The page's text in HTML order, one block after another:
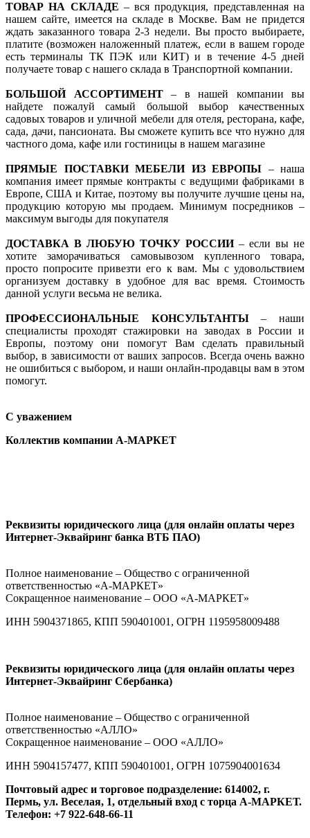
ТОВАР НА СКЛАДЕ – вся продукция, представленная на
нашем сайте, имеется на складе в Москве. Вам не придется
ждать заказанного товара 2-3 недели. Вы просто выбираете,
платите (возможен наложенный платеж, если в вашем городе
есть терминалы ТК ПЭК или КИТ) и в течение 4-5 дней
получаете товар с нашего склада в Транспортной компании.
БОЛЬШОЙ АССОРТИМЕНТ – в нашей компании вы
найдете пожалуй самый большой выбор качественных
садовых товаров и уличной мебели для отеля, ресторана, кафе,
сада, дачи, пансионата. Вы сможете купить все что нужно для
частного дома, кафе или гостиницы в нашем магазине
ПРЯМЫЕ ПОСТАВКИ МЕБЕЛИ ИЗ ЕВРОПЫ – наша
компания имеет прямые контракты с ведущими фабриками в
Европе, США и Китае, поэтому вы получите лучшие цены на,
продукцию которую мы продаем. Минимум посредников –
максимум выгоды для покупателя
ДОСТАВКА В ЛЮБУЮ ТОЧКУ РОССИИ – если вы не
хотите заморачиваться самовывозом купленного товара,
просто попросите привезти его к вам. Мы с удовольствием
организуем доставку в удобное для вас время. Стоимость
данной услуги весьма не велика.
ПРОФЕССИОНАЛЬНЫЕ КОНСУЛЬТАНТЫ– наши
специалисты проходят стажировки на заводах в России и
Европы, поэтому они помогут Вам сделать правильный
выбор, в зависимости от ваших запросов. Всегда очень важно
не ошибиться с выбором, и наши онлайн-продавцы вам в этом
помогут.
С уважением
Коллектив компании А-МАРКЕТ
Реквизиты юридического лица (для онлайн оплаты через
Интернет-Эквайринг банка ВТБ ПАО)
Полное наименование – Общество с ограниченной
ответственностью «А-МАРКЕТ»
Сокращенное наименование – ООО «А-МАРКЕТ»
ИНН 5904371865, КПП 590401001, ОГРН 1195958009488
Реквизиты юридического лица (для онлайн оплаты через
Интернет-Эквайринг Сбербанка)
Полное наименование – Общество с ограниченной
ответственностью «АЛЛО»
Сокращенное наименование – ООО «АЛЛО»
ИНН 5904157477, КПП 590401001, ОГРН 1075904001634
Почтовый адрес и торговое подразделение: 614002, г.
Пермь, ул. Веселая, 1, отдельный вход с торца А-МАРКЕТ.
Телефон: +7 922-648-66-11